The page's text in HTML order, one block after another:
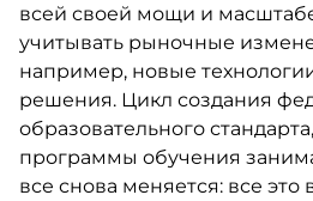
всей своей мощи и
учитывать рыночные
например, новые
решения. Цикл создания
образовательного
программы обучения
все снова меняется: все это